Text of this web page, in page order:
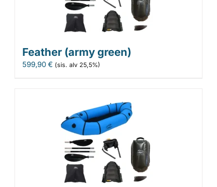
Feather (army green)
599,90 € (sis. alv 25,5%)